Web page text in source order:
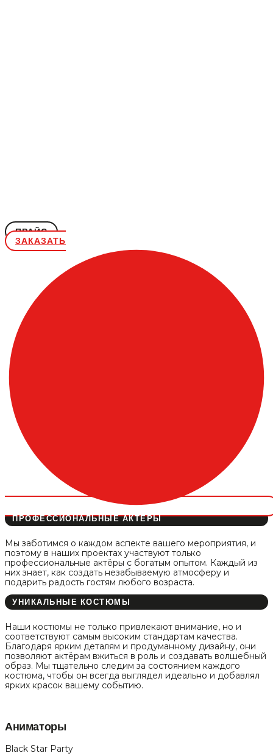
ПРАЙС
ЗАКАЗАТЬ
ПРОФЕССИОНАЛЬНЫЕ АКТЁРЫ
Мы заботимся о каждом аспекте вашего мероприятия, и
поэтому в наших проектах участвуют только
профессиональные актёры с богатым опытом. Каждый из
них знает, как создать незабываемую атмосферу и
подарить радость гостям любого возраста.
УНИКАЛЬНЫЕ КОСТЮМЫ
Наши костюмы не только привлекают внимание, но и
соответствуют самым высоким стандартам качества.
Благодаря ярким деталям и продуманному дизайну, они
позволяют актёрам вжиться в роль и создавать волшебный
образ. Мы тщательно следим за состоянием каждого
костюма, чтобы он всегда выглядел идеально и добавлял
ярких красок вашему событию.
Аниматоры
Black Star Party